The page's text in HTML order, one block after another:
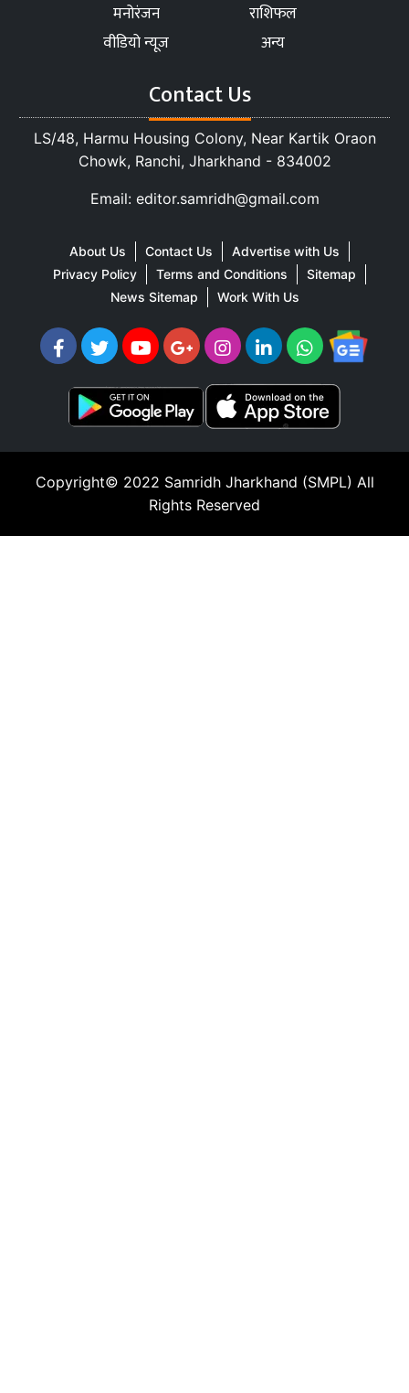
मनोरंजन
राशिफल
वीडियो न्यूज
अन्य
Contact Us
LS/48, Harmu Housing Colony, Near Kartik Oraon
Chowk, Ranchi, Jharkhand - 834002
Email: editor.samridh@gmail.com
About Us Contact Us
Advertise with Us
Privacy Policy
Terms and Conditions
Sitemap
News Sitemap
Work With Us
Copyright© 2022 Samridh Jharkhand (SMPL) All
Rights Reserved